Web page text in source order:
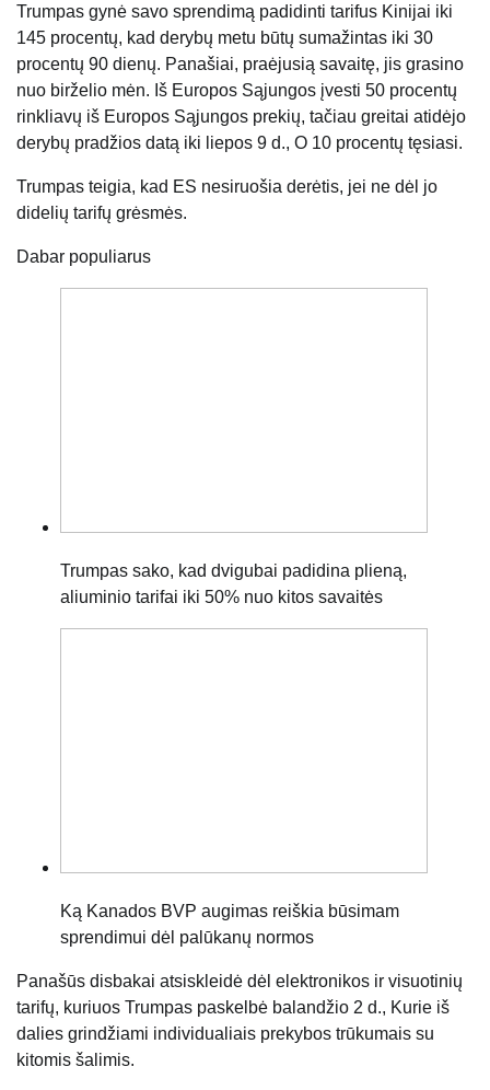
Trumpas gynė savo sprendimą padidinti tarifus Kinijai iki
145 procentų, kad derybų metu būtų sumažintas iki 30
procentų 90 dienų. Panašiai, praėjusią savaitę, jis grasino
nuo birželio mėn. Iš Europos Sąjungos įvesti 50 procentų
rinkliavų iš Europos Sąjungos prekių, tačiau greitai atidėjo
derybų pradžios datą iki liepos 9 d., O 10 procentų tęsiasi.
Trumpas teigia, kad ES nesiruošia derėtis, jei ne dėl jo
didelių tarifų grėsmės.
Dabar populiarus
Trumpas sako, kad dvigubai padidina plieną,
aliuminio tarifai iki 50% nuo kitos savaitės
Ką Kanados BVP augimas reiškia būsimam
sprendimui dėl palūkanų normos
Panašūs disbakai atsiskleidė dėl elektronikos ir visuotinių
tarifų, kuriuos Trumpas paskelbė balandžio 2 d., Kurie iš
dalies grindžiami individualiais prekybos trūkumais su
kitomis šalimis.